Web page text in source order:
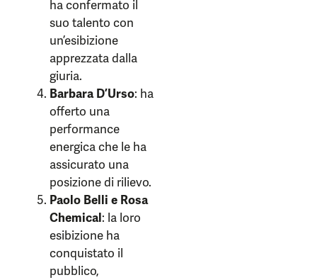
ha confermato il
suo talento con
un’esibizione
apprezzata dalla
giuria.
Barbara D’Urso: ha
offerto una
performance
energica che le ha
assicurato una
posizione di rilievo.
Paolo Belli e Rosa
Chemical: la loro
esibizione ha
conquistato il
pubblico,